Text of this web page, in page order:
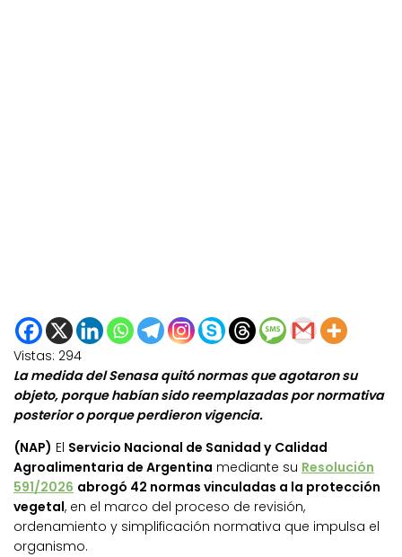
Vistas: 294
La medida del Senasa quitó normas que agotaron su
objeto, porque habían sido reemplazadas por normativa
posterior o porque perdieron vigencia.
(NAP) El Servicio Nacional de Sanidad y Calidad
Agroalimentaria de Argentina mediante su Resolución
591/2026 abrogó 42 normas vinculadas a la protección
vegetal, en el marco del proceso de revisión,
ordenamiento y simplificación normativa que impulsa el
organismo.